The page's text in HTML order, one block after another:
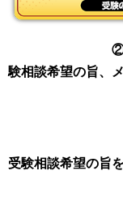
②『友達追
験相談希望の旨、
③校舎へ
受験相談希望の旨